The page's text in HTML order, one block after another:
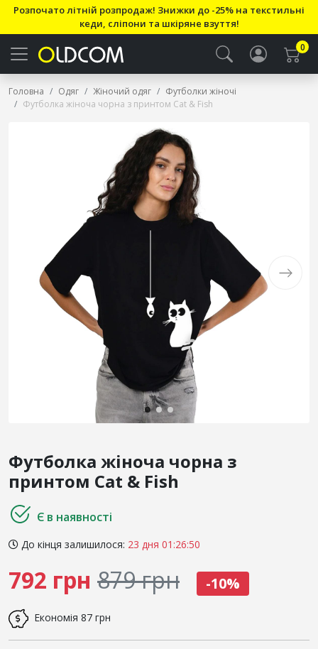
Розпочато літній розпродаж! Знижки до -25% на текстильні
кеди, сліпони та шкіряне взуття!
0
Головна Одяг Жіночий одяг
Футболки жіночі
Футболка жіноча чорна з принтом Cat & Fish
Футболка жіноча чорна з
принтом Cat & Fish
Є в наявності
До кінця залишилося: 23 дня 01:26:49
792 грн 879 грн -10%
Економія 87 грн